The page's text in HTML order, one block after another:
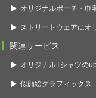
オリジナルポーチ・巾
ストリートウェアにオ
関連サービス
オリジナルTシャツの
似顔絵グラフィックス